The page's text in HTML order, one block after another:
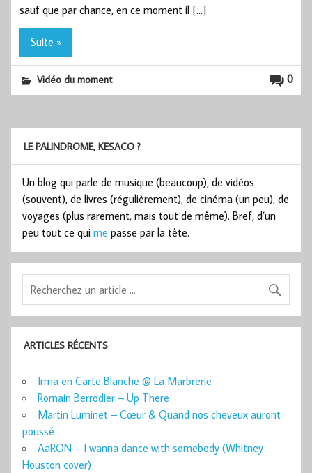
sauf que par chance, en ce moment il […]
Suite »
0
Vidéo du moment
LE PALINDROME, KESACO ?
Un blog qui parle de musique (beaucoup), de vidéos
(souvent), de livres (régulièrement), de cinéma (un peu), de
voyages (plus rarement, mais tout de même). Bref, d’un
peu tout ce qui me passe par la tête.
ARTICLES RÉCENTS
Irma en Carte Blanche @ La Marbrerie
Romain Berrodier – Up There
Martin Luminet – Cœur & Quand nos cheveux auront
poussé
AaRON – I wanna dance with somebody (Whitney
Houston cover)